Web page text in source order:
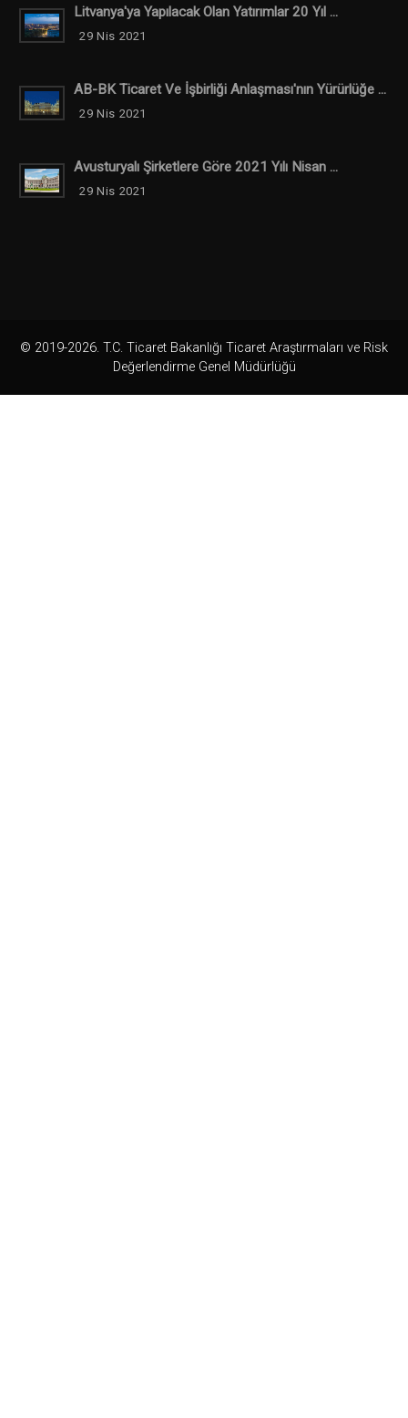
Litvanya'ya Yapılacak Olan Yatırımlar 20 Yıl ...
29 Nis 2021
AB-BK Ticaret Ve İşbirliği Anlaşması'nın Yürürlüğe ...
29 Nis 2021
Avusturyalı Şirketlere Göre 2021 Yılı Nisan ...
29 Nis 2021
© 2019-2026. T.C. Ticaret Bakanlığı Ticaret Araştırmaları ve Risk
Değerlendirme Genel Müdürlüğü